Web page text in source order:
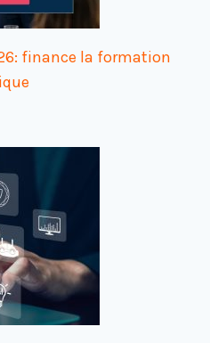
finance la formation